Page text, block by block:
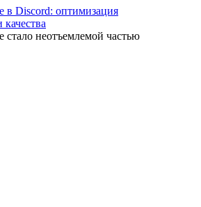
в Discord: оптимизация
стало неотъемлемой частью